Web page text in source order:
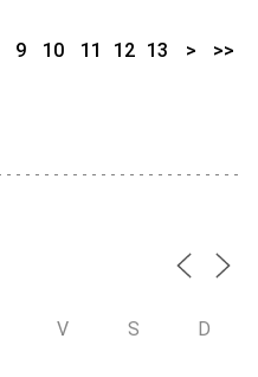
9 10 11 12 13 > >>
V S D